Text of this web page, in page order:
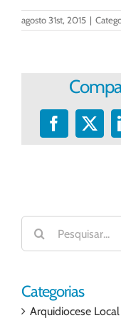
agosto 31st, 2015 |
Facebook
X
Buscar
resultados
para:
Categorias
Arquidiocese Local